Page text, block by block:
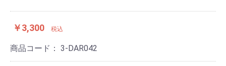
￥3,300 税込
商品コード： 3-DAR042